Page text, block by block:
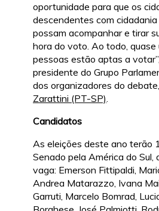
oportunidade para que os
descendentes com
possam acompanhar e tirar
hora do voto. Ao todo, quase
pessoas estão aptas a
presidente do Grupo
dos organizadores do
Zarattini (PT-SP).
Candidatos
As eleições deste ano terão
Senado pela América do Sul,
vaga: Emerson Fittipaldi,
Andrea Matarazzo, Ivana
Garruti, Marcelo Bomrad,